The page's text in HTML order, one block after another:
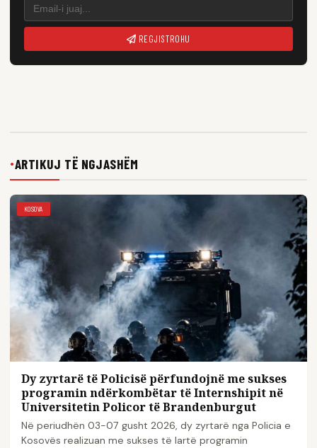
REGJISTROHU
●ARTIKUJ TË NGJASHËM
KOSOVA
Dy zyrtarë të Policisë përfundojnë me sukses
programin ndërkombëtar të Internshipit në
Universitetin Policor të Brandenburgut
Në periudhën 03-07 gusht 2026, dy zyrtarë nga Policia e
Kosovës realizuan me sukses të lartë programin